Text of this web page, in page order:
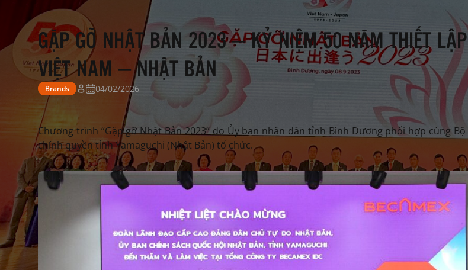
GẶP GỠ NHẬT BẢN 2023 – KỶ NIỆM 50 NĂM THIẾT
VIỆT NAM – NHẬT BẢN
Brands 04/02/2026
Chương trình “Gặp gỡ Nhật Bản 2023” do Ủy ban nhân dân tỉnh Bình Dương phối hợp cùng
chính quyền tỉnh Yamaguchi (Nhật Bản) tổ chức.